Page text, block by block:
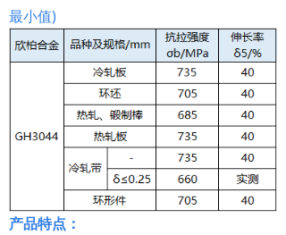
最小值)
产品特点：